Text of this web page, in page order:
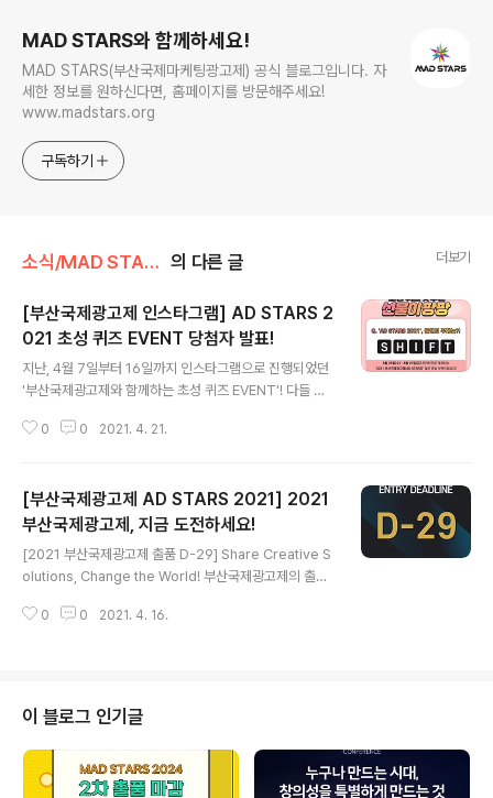
MAD STARS와 함께하세요!
MAD STARS(부산국제마케팅광고제) 공식 블로그입니다. 자
세한 정보를 원하신다면, 홈페이지를 방문해주세요!
www.madstars.org
구독하기
소식/MAD STARS 소식 의 다른 글 더보기
[부산국제광고제 인스타그램] AD STARS 2
021 초성 퀴즈 EVENT 당첨자 발표!
지난, 4월 7일부터 16일까지 인스타그램으로 진행되었던
'부산국제광고제와 함께하는 초성 퀴즈 EVENT'! 다들 참
여해주셨습니다👏🏻👏🏻👏🏻 오는 8월 25일(수) - 8월
hift ‘ 였습니다! 🙇🏻‍♀️이벤트에 참여해주신 많은 분들께 진
심으로 감사드립니다🙇🏻‍♀️ 높은 경쟁률을 뚫고 당첨되신,
행운의 30분을 소개해드립니다!!! 🌟스타벅스 아이스 아메
리카노(Tall) 기프티콘 당첨자 명단🌟 @ranchi76 @eu
njeong9208 @cristianwhang @sarah10144 @bg
eonesz @hyonga123 @l..
0 0 2021. 4. 21.
[부산국제광고제 AD STARS 2021] 2021
부산국제광고제, 지금 도전하세요!
[2021 부산국제광고제 출품 D-29] Share Creative S
olutions, Change the World! 부산국제광고제의 출품
품료 없이, 전문가 와 일반인 누구나 출품 가능한 AD STA
출품한 닷 인코퍼레이션(Dot Inc.)의 ‘Dot Translate’가
한국 출품작으로는 최초로 수상을 하게 되었고, 두 번째, 제
품서비스(P&S) 부문에서는 아랍에미리트의 임팩트 BBD
O가 출품한 안나하르(An-Nahar) 신문의 ‘The New Na
0 0 2021. 4. 16.
이 블로그 인기글